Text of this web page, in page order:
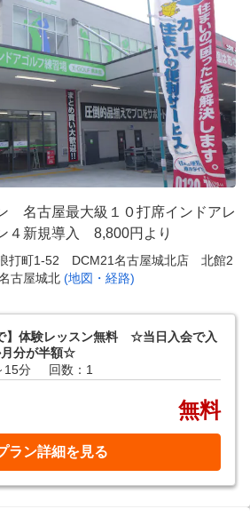
名古屋最大級１０打席インドアレ
４新規導入 8,800円より
打町1-52 DCM21名古屋城北店 北館2
古屋城北 (地図・経路)
】体験レッスン無料 ☆当日入会で入
月分が半額☆
15分
回数：1
無料
ラン詳細を見る